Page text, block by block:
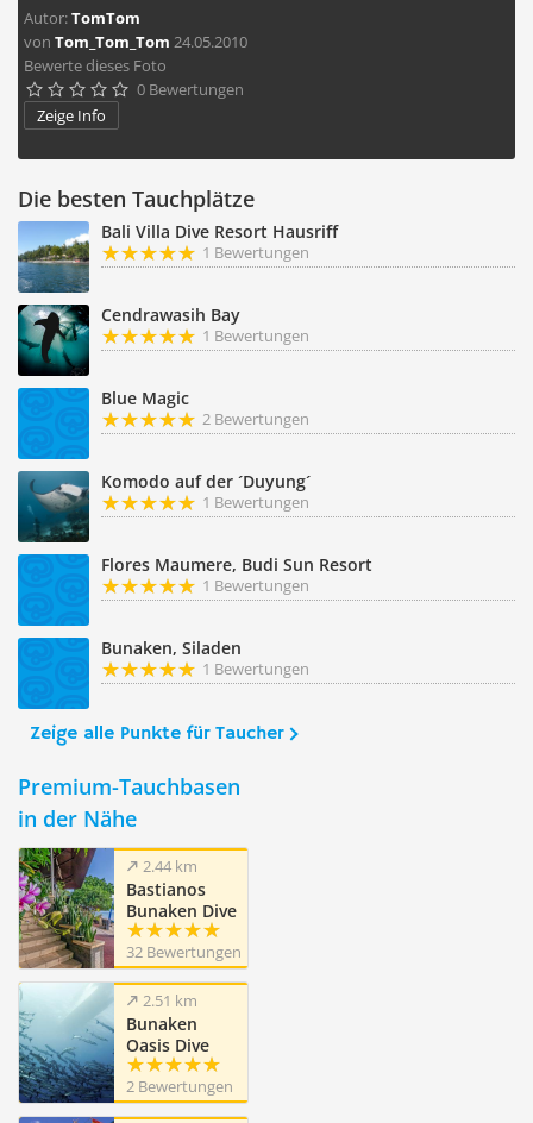
Autor:TomTom
von Tom_Tom_Tom 24.05.2010
Bewerte dieses Foto
     0 Bewertungen
Zeige Info
Die besten Tauchplätze
Bali Villa Dive Resort Hausriff
1 Bewertungen
Cendrawasih Bay
1 Bewertungen
Blue Magic
2 Bewertungen
Komodo auf der ´Duyung´
1 Bewertungen
Flores Maumere, Budi Sun Resort
1 Bewertungen
Bunaken, Siladen
1 Bewertungen
Zeige alle Punkte für Taucher
Premium-Tauchbasen
in der Nähe
2.44 km
Bastianos
Bunaken Dive
Resort
32 Bewertungen
2.51 km
Bunaken
Oasis Dive
Resort and
Spa
2 Bewertungen